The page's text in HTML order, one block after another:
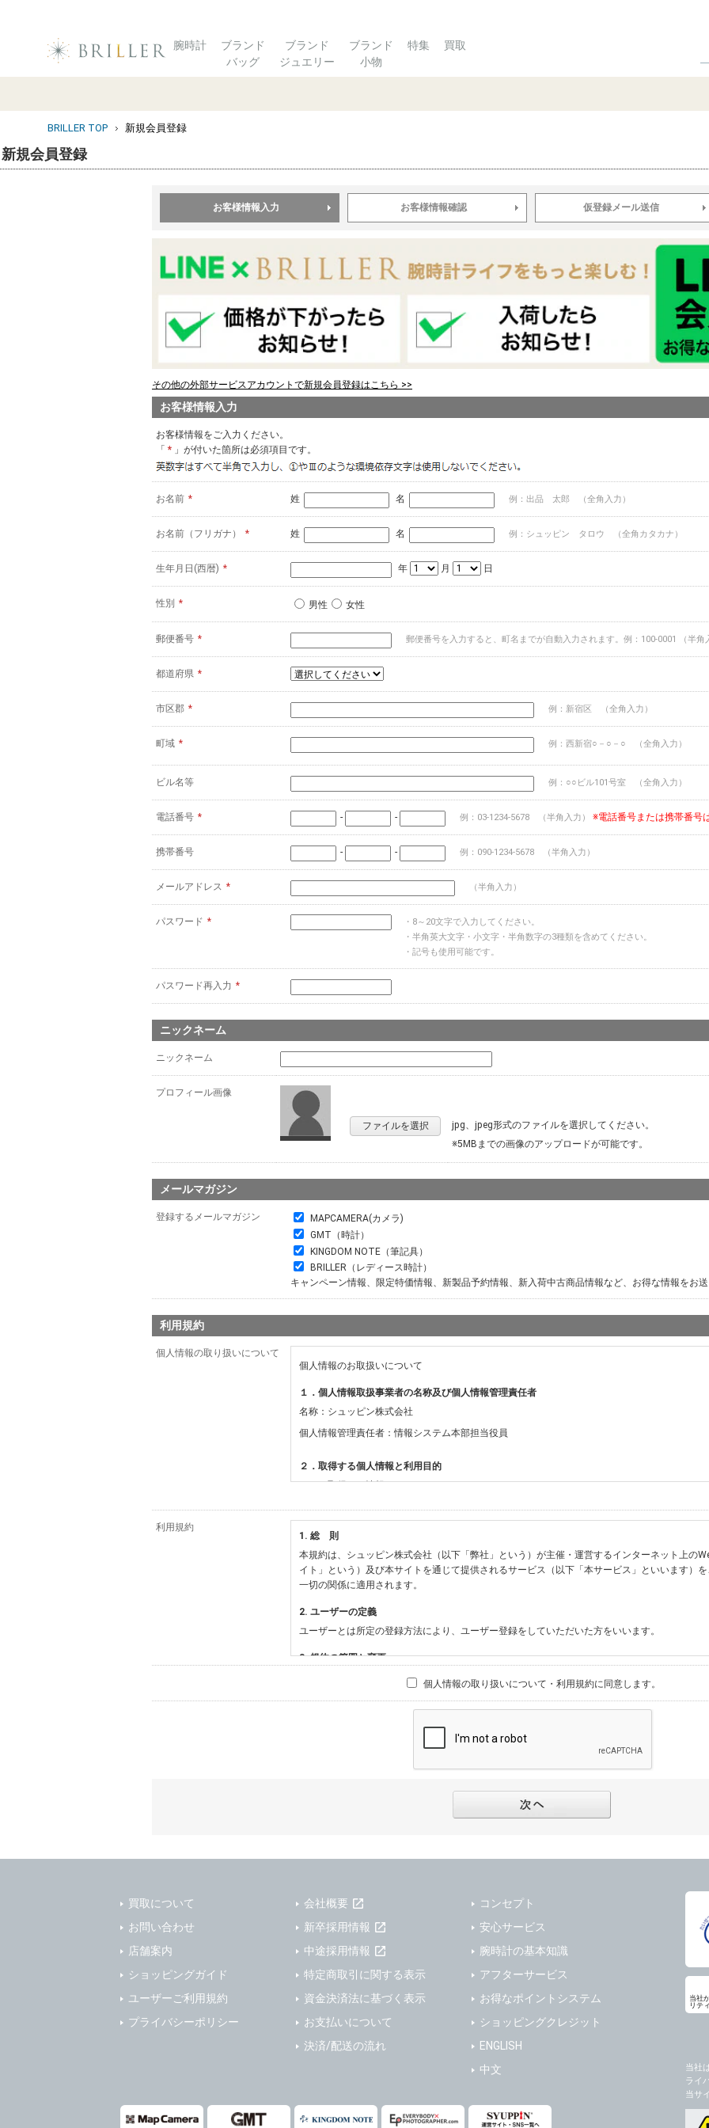
腕時計
ブランド
バッグ
ブランド
ジュエリー
ブランド
小物
特集 買取
BRILLER TOP 新規会員登録
新規会員登録
お客様情報入力 お客様情報確認 仮登録メール送信
その他の外部サービスアカウントで新規会員登録はこちら >>
お客様情報入力
お客様情報をご入力ください。
「 * 」が付いた箇所は必須項目です。
お名前 * 姓 名 例：出品 太郎 （全角入力）
お名前（フリガナ） * 姓 名 例：シュッピン タロウ （全角カタカナ）
生年月日(西暦) * 年 月 日
性別 * 男性 女性
郵便番号 * 郵便番号を入力すると、町名までが自動入力されます。例：100-0001 （半角
都道府県 *
市区郡 * 例：新宿区 （全角入力）
町域 * 例：西新宿○－○－○ （全角入力）
ビル名等 例：○○ビル101号室 （全角入力）
電話番号 * - - 例：03-1234-5678 （半角入力） ※電話番号または携帯番号
携帯番号 - - 例：090-1234-5678 （半角入力）
メールアドレス * （半角入力）
パスワード *
・8～20文字で入力してください。
・半角英大文字・小文字・半角数字の3種類を含めてください。
・記号も使用可能です。
パスワード再入力 *
ニックネーム
ニックネーム
プロフィール画像
ファイルを選択
jpg、jpeg形式のファイルを選択してください。
※5MBまでの画像のアップロードが可能です。
メールマガジン
登録するメールマガジン
MAPCAMERA(カメラ)
GMT（時計）
KINGDOM NOTE（筆記具）
BRILLER（レディース時計）
キャンペーン情報、限定特価情報、新製品予約情報、新入荷中古商品情報など、お得な情報をお
利用規約
個人情報の取り扱いについて
個人情報のお取扱いについて
１．個人情報取扱事業者の名称及び個人情報管理責任者
名称：シュッピン株式会社
個人情報管理責任者：情報システム本部担当役員
２．取得する個人情報と利用目的
（１）取得する情報
・必須登録：氏名、生年月日、性別、住所、電話番号、メールアドレス、パスワード
・任意登録：ニックネーム、プロフィール画像、希望するメールマガジンの種類
【当社サービスをご利用時に当社が取得またはご提供いただく情報】
・お支払いやお振込みに関わる情報（クレジットカード・銀行口座・電子マネー等の決済時に
・法律上の要請等により、本人確認を行うための本人確認書類（運転免許証、健康保険証、住
・EVERYBODY×PHOTOGRAPHER.comのご利用に伴いご登録いただいた、広範囲設定をご希
影機材や機材の設定等に関する情報、および画像データとその画像データに含まれる情報
・当社ウェブサイト・サービス内のクッキー情報
【外部サービスアカウントを利用される場合】
会員登録時にソーシャルネットワーキングサービス等の外部サービスとの連携を許可した場合
・当社物品販売、古物買取事業および個人・法人の売買仲介業に伴うご案内、契約、申し込み
・メールマガジンの配信、および当社が提供する商品・サービスについてのアンケート実施の
・EVERYBODY×PHOTOGRAPHER.comのフォトシェアリングサービス運営のため
(1)ご本人の同意がある場合。なお第三者に提供する場合には原則として、機密保持、再提供の
止することを契約の条件といたします。
(2)法令等により開示を求められた場合。
(3)ご本人または公衆の生命、身体又は財産の保護のために必要がある場合であって、本人の同
本人の同意を得ることにより当該事務の遂行に支障を及ぼすおそれがあるとき。
(5)業務を円滑に進めるために、外部業者に個人データの一部又は全部の処理を委託する場合（
当社への個人情報の提供はお客様の任意ですが、必要な個人情報をご提供いただけない場合、
ますのでご了承下さい。
利用規約
1. 総 則
本規約は、シュッピン株式会社（以下「弊社」という）が主催・運営するインターネット上の
イト」という）及び本サイトを通じて提供されるサービス（以下「本サービス」といいます）
一切の関係に適用されます。
2. ユーザーの定義
ユーザーとは所定の登録方法により、ユーザー登録をしていただいた方をいいます。
3. 規約の範囲と変更
1) 本規約は、本サイト及び本サービスの利用に関し、弊社及び全てのユーザーに適用されます。
2) 弊社が別途規定する個別規定、及び弊社が随時本サイト内に掲示またはユーザーに対し通知
す。本規約と個別規定及び追加規定が異なる場合は、個別規定及び追加規定が優先するものと
3) 弊社はユーザーの承諾を得ることなく、本規約を変更できるものとし、ユーザーはこれを承
た場合は、本サイト内に掲示またはユーザーに対し通知するものとし、その後にユーザーが本
1) ユーザーは、本サイトの利用に際し、ユーザー本人のユーザーID、パスワード、メールアド
します。
に届け出るものとします。
3) 弊社は一年以上に亘って使用がないユーザーIDとこれに伴う個人情報を抹消することができ
4) ユーザーID、パスワード、メールアドレス及びこれに伴う個人情報の管理不十分、使用上の
は、ユーザーが負うものとし、弊社は一切責任を負いません。
1) ユーザーは、メールアドレスその他の登録事項に変更が生じた場合、直ちに弊社所定の変更
2) 弊社はユーザーの入会申込により知り得た情報、またはユーザーが本サイト及び本サービス
報に関し、以下の項目に該当する場合に利用することができるものとします。
(1) 統計した情報のみを開示し、ユーザーの個人情報を表示しない場合。
(3) ユーザーが個人情報の開示について同意している場合。
個人情報の取り扱いについて・利用規約に同意します。
買取について
お問い合わせ
店舗案内
ショッピングガイド
ユーザーご利用規約
プライバシーポリシー
会社概要
新卒採用情報
中途採用情報
特定商取引に関する表示
資金決済法に基づく表示
お支払いについて
決済/配送の流れ
コンセプト
安心サービス
腕時計の基本知識
アフターサービス
お得なポイントシステム
ショッピングクレジット
ENGLISH
中文
当社
リテ
当社
ライ
当サ